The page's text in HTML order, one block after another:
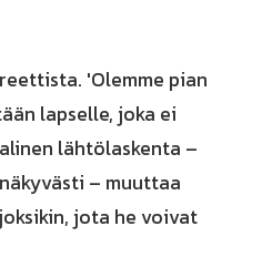
'Olemme pian
lapselle, joka ei
lähtölaskenta –
– muuttaa
jota he voivat